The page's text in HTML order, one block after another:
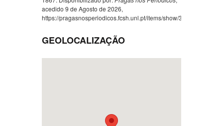
acedido 9 de Agosto de 2026,
https://pragasnosperiodicos.fcsh.unl.pt/items/show/355
GEOLOCALIZAÇÃO